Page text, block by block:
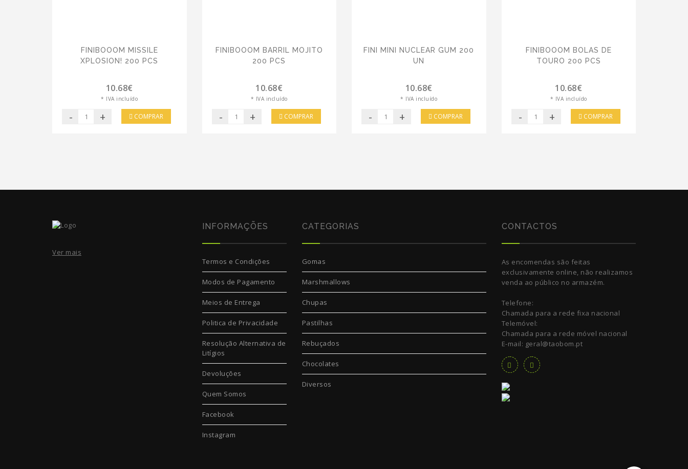
FINIBOOOM MISSILE
XPLOSION! 200 PCS
10.68€
* IVA incluído
- + COMPRAR
FINIBOOOM BARRIL MOJITO
200 PCS
10.68€
* IVA incluído
- + COMPRAR
FINI MINI NUCLEAR GUM 200
UN
10.68€
* IVA incluído
- + COMPRAR
FINIBOOOM BOLAS DE
TOURO 200 PCS
10.68€
* IVA incluído
- + COMPRAR
Ver mais
INFORMAÇÕES
Termos e Condições
Modos de Pagamento
Meios de Entrega
Politica de Privacidade
Resolução Alternativa de
Litígios
Devoluções
Quem Somos
Facebook
Instagram
CATEGORIAS
Gomas
Marshmallows
Chupas
Pastilhas
Rebuçados
Chocolates
Diversos
CONTACTOS
As encomendas são feitas
exclusivamente online, não realizamos
venda ao público no armazém.
Telefone:
Chamada para a rede fixa nacional
Telemóvel:
Chamada para a rede móvel nacional
E-mail: geral@taobom.pt